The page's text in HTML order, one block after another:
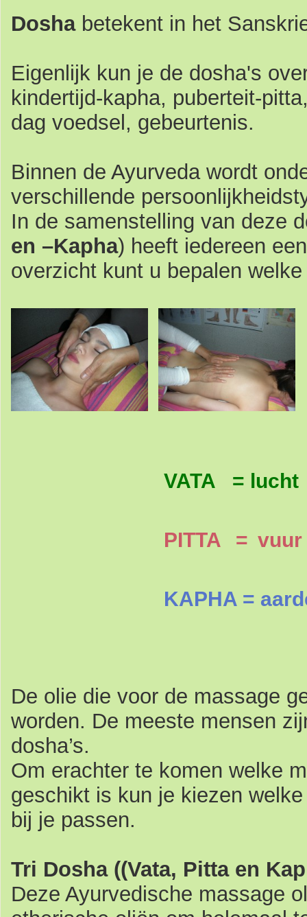
Dosha betekent in het
Eigenlijk kun je de dosha's
kindertijd-kapha, puberteit-
dag voedsel, gebeurtenis.
Binnen de Ayurveda wordt
verschillende
In de samenstelling van deze
en –Kapha) heeft iedereen
overzicht kunt u bepalen
VATA = lucht
PITTA =
KAPHA =
De olie die voor de massage
worden. De meeste mensen
dosha’s.
Om erachter te komen welke
geschikt is kun je kiezen
bij je passen.
Tri Dosha ((Vata, Pitta en
Deze Ayurvedische massage